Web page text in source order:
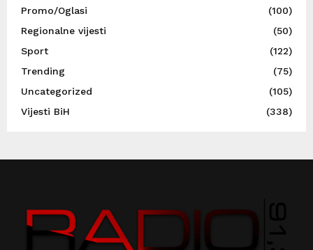
Promo/Oglasi
(100)
Regionalne vijesti
(50)
Sport
(122)
Trending
(75)
Uncategorized
(105)
Vijesti BiH
(338)